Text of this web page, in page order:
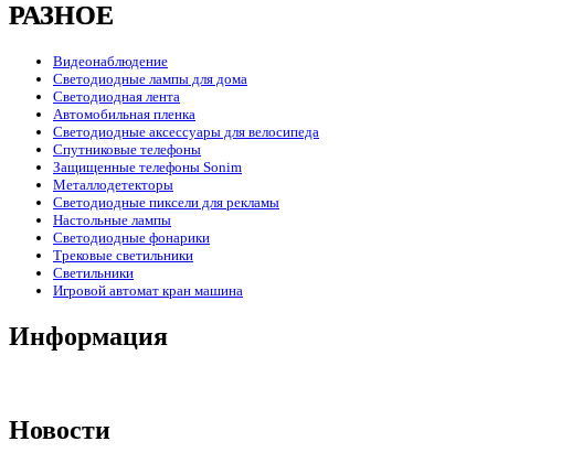
РАЗНОЕ
Видеонаблюдение
Светодиодные лампы для дома
Светодиодная лента
Автомобильная пленка
Светодиодные аксессуары для велосипеда
Спутниковые телефоны
Защищенные телефоны Sonim
Металлодетекторы
Светодиодные пиксели для рекламы
Настольные лампы
Светодиодные фонарики
Трековые светильники
Светильники
Игровой автомат кран машина
Информация
Новости